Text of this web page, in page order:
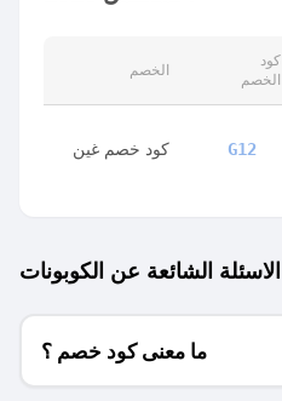
الخصم
كود
الخصم
كود خصم غين G12
الاسئلة الشائعة عن الكوبونات
ما معنى كود خصم ؟